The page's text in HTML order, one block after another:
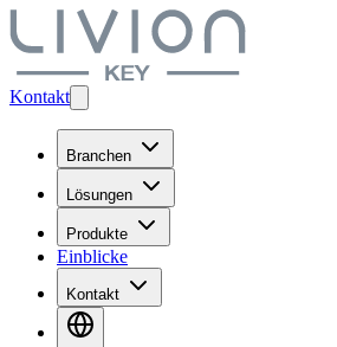
Kontakt
Branchen
Lösungen
Produkte
Einblicke
Kontakt